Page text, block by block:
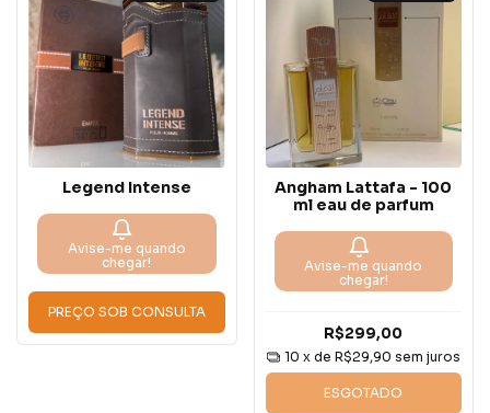
Legend Intense
Avise-me quando
chegar!
PREÇO SOB CONSULTA
Angham Lattafa - 100
ml eau de parfum
Avise-me quando
chegar!
R$299,00
10 x de R$29,90 sem juros
ESGOTADO